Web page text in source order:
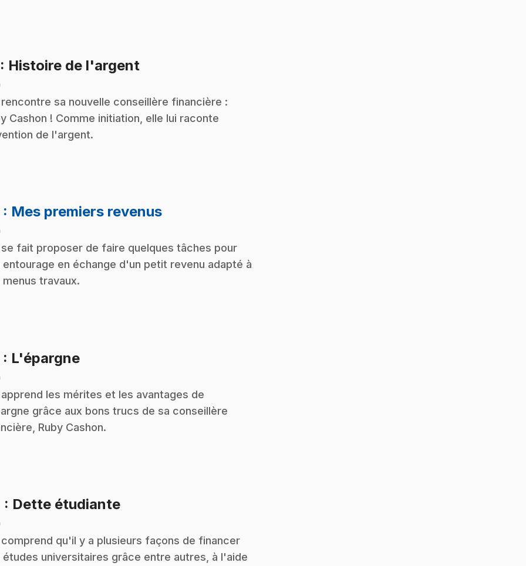
: Histoire de l'argent.
rencontre sa nouvelle conseillère financière :
Cashon ! Comme initiation, elle lui raconte
de l'argent.
: Mes premiers revenus.
se fait proposer de faire quelques tâches pour
entourage en échange d'un petit revenu adapté à
menus travaux.
: L'épargne.
apprend les mérites et les avantages de
grâce aux bons trucs de sa conseillère
Ruby Cashon.
: Dette étudiante.
comprend qu'il y a plusieurs façons de financer
études universitaires grâce entre autres, à l'aide